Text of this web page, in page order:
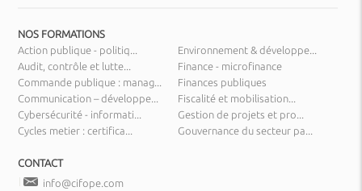
NOS FORMATIONS
Action publique - politiq...
Audit, contrôle et lutte...
Commande publique : manag...
Communication – développe...
Cybersécurité - informati...
Cycles metier : certifica...
Environnement & développe...
Finance - microfinance
Finances publiques
Fiscalité et mobilisation...
Gestion de projets et pro...
Gouvernance du secteur pa...
CONTACT
info@cifope.com